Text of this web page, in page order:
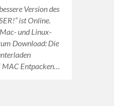
Version des
ist Online.
und Linux-
Download: Die
Entpacken…